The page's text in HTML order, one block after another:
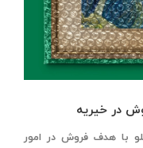
در خیریه
تابلو با هدف فروش در امور